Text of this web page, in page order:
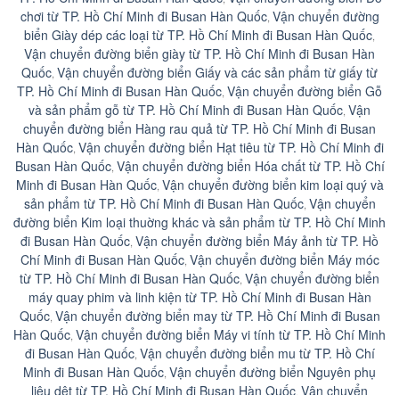
chơi từ TP. Hồ Chí Minh đi Busan Hàn Quốc, Vận chuyển đường
biển Giày dép các loại từ TP. Hồ Chí Minh đi Busan Hàn Quốc
Vận chuyển đường biển giày từ TP. Hồ Chí Minh đi Busan Hàn
Quốc Vận chuyển đường biển Giấy và các sản phẩm từ giấy từ
TP. Hồ Chí Minh đi Busan Hàn Quốc Vận chuyển đường biển Gỗ
và sản phẩm gỗ từ TP. Hồ Chí Minh đi Busan Hàn Quốc Vận
chuyển đường biển Hàng rau quả từ TP. Hồ Chí Minh đi Busan
Hàn Quốc, Vận chuyển đường biển Hạt tiêu từ TP. Hồ Chí Minh đi
Busan Hàn Quốc, Vận chuyển đường biển Hóa chất từ TP. Hồ Chí
Minh đi Busan Hàn Quốc, Vận chuyển đường biển kim loại quý và
sản phẩm từ TP. Hồ Chí Minh đi Busan Hàn Quốc, Vận chuyển
đường biển Kim loại thuờng khác và sản phẩm từ TP. Hồ Chí Minh
đi Busan Hàn Quốc Vận chuyển đường biển Máy ảnh từ TP. Hồ
Chí Minh đi Busan Hàn Quốc, Vận chuyển đường biển Máy móc
từ TP. Hồ Chí Minh đi Busan Hàn Quốc Vận chuyển đường biển
máy quay phim và linh kiện từ TP. Hồ Chí Minh đi Busan Hàn
Quốc, Vận chuyển đường biển may từ TP. Hồ Chí Minh đi Busan
Hàn Quốc Vận chuyển đường biển Máy vi tính từ TP. Hồ Chí Minh
đi Busan Hàn Quốc, Vận chuyển đường biển mu từ TP. Hồ Chí
Minh đi Busan Hàn Quốc Vận chuyển đường biển Nguyên phụ
liệu dệt từ TP. Hồ Chí Minh đi Busan Hàn Quốc Vận chuyển